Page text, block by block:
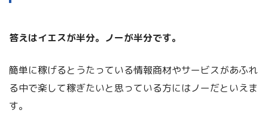
答えはイエスが半分。ノーが半分です。
簡単に稼げるとうたっている情報商材やサービスがあふれ
る中で楽して稼ぎたいと思っている方にはノーだといえま
す。